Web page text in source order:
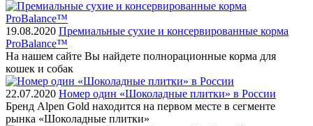
19.08.2020 Премиальные сухие и консервированные корма
ProBalance™
На нашем сайте Вы найдете полнорационные корма для
кошек и собак
22.07.2020 Номер один «Шоколадные плитки» в России
Бренд Alpen Gold находится на первом месте в сегменте
рынка «Шоколадные плитки»